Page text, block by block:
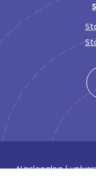
Nacionalna i